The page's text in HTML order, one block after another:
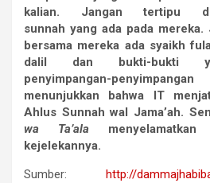
kalian. Jangan tertipu
sunnah yang ada pada
bersama mereka ada syaikh
dalil dan bukti-bukti
penyimpangan-
menunjukkan bahwa IT
Ahlus Sunnah wal Jama’ah.
wa Ta’ala
kejelekannya.
Sumber:
http://